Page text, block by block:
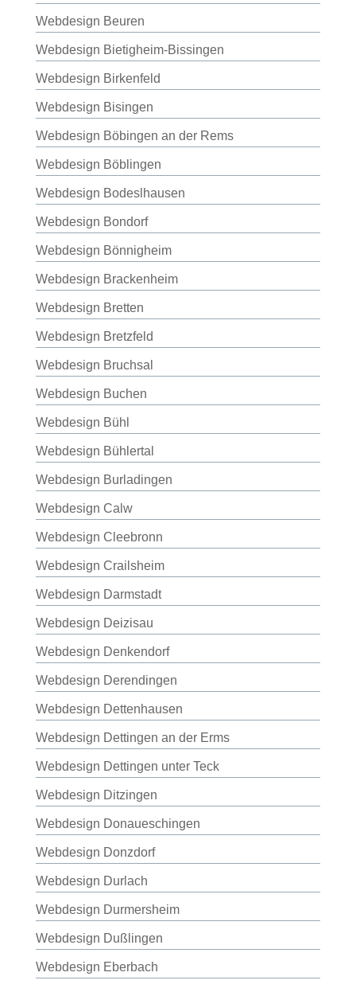
Webdesign Beuren
Webdesign Bietigheim-Bissingen
Webdesign Birkenfeld
Webdesign Bisingen
Webdesign Böbingen an der Rems
Webdesign Böblingen
Webdesign Bodeslhausen
Webdesign Bondorf
Webdesign Bönnigheim
Webdesign Brackenheim
Webdesign Bretten
Webdesign Bretzfeld
Webdesign Bruchsal
Webdesign Buchen
Webdesign Bühl
Webdesign Bühlertal
Webdesign Burladingen
Webdesign Calw
Webdesign Cleebronn
Webdesign Crailsheim
Webdesign Darmstadt
Webdesign Deizisau
Webdesign Denkendorf
Webdesign Derendingen
Webdesign Dettenhausen
Webdesign Dettingen an der Erms
Webdesign Dettingen unter Teck
Webdesign Ditzingen
Webdesign Donaueschingen
Webdesign Donzdorf
Webdesign Durlach
Webdesign Durmersheim
Webdesign Dußlingen
Webdesign Eberbach